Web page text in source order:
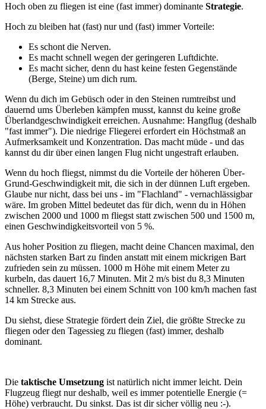
Hoch oben zu fliegen ist eine (fast immer) dominante Strategie.
Hoch zu bleiben hat (fast) nur und (fast) immer Vorteile:
Es schont die Nerven.
Es macht schnell wegen der geringeren Luftdichte.
Es macht sicher, denn du hast keine festen Gegenstände
(Berge, Steine) um dich rum.
Wenn du dich im Gebüsch oder in den Steinen rumtreibst und
dauernd ums Überleben kämpfen musst, kannst du keine große
Überlandgeschwindigkeit erreichen. Ausnahme: Hangflug (deshalb
"fast immer"). Die niedrige Fliegerei erfordert ein Höchstmaß an
Aufmerksamkeit und Konzentration. Das macht müde - und das
kannst du dir über einen langen Flug nicht ungestraft erlauben.
Wenn du hoch fliegst, nimmst du die Vorteile der höheren Über-
Grund-Geschwindigkeit mit, die sich in der dünnen Luft ergeben.
Glaube nur nicht, dass bei uns - im "Flachland" - vernachlässigbar
wäre. Im groben Mittel bedeutet das für dich, wenn du in Höhen
zwischen 2000 und 1000 m fliegst statt zwischen 500 und 1500 m,
einen Geschwindigkeitsvorteil von 5 %.
Aus hoher Position zu fliegen, macht deine Chancen maximal, den
nächsten starken Bart zu finden anstatt mit einem mickrigen Bart
zufrieden sein zu müssen. 1000 m Höhe mit einem Meter zu
kurbeln, das dauert 16,7 Minuten. Mit 2 m/s bist du 8,3 Minuten
schneller. 8,3 Minuten bei einem Schnitt von 100 km/h machen fast
14 km Strecke aus.
Du siehst, diese Strategie fördert dein Ziel, die größte Strecke zu
fliegen oder den Tagessieg zu fliegen (fast) immer, deshalb
dominant.
Die taktische Umsetzung ist natürlich nicht immer leicht. Dein
Flugzeug fliegt nur deshalb, weil es immer potentielle Energie (=
Höhe) verbraucht. Du sinkst. Das ist dir sicher völlig neu :-).